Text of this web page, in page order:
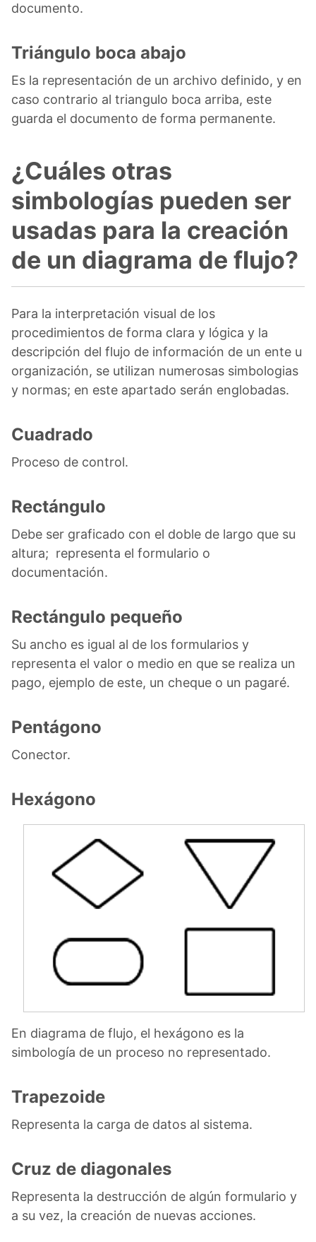
documento.
Triángulo boca abajo
Es la representación de un archivo definido, y en
caso contrario al triangulo boca arriba, este
guarda el documento de forma permanente.
¿Cuáles otras
simbologías pueden ser
usadas para la creación
de un diagrama de flujo?
Para la interpretación visual de los
procedimientos de forma clara y lógica y la
descripción del flujo de información de un ente u
organización, se utilizan numerosas simbologias
y normas; en este apartado serán englobadas.
Cuadrado
Proceso de control.
Rectángulo
Debe ser graficado con el doble de largo que su
altura; representa el formulario o
documentación.
Rectángulo pequeño
Su ancho es igual al de los formularios y
representa el valor o medio en que se realiza un
pago, ejemplo de este, un cheque o un pagaré.
Pentágono
Conector.
Hexágono
En diagrama de flujo, el hexágono es la
simbología de un proceso no representado.
Trapezoide
Representa la carga de datos al sistema.
Cruz de diagonales
Representa la destrucción de algún formulario y
a su vez, la creación de nuevas acciones.